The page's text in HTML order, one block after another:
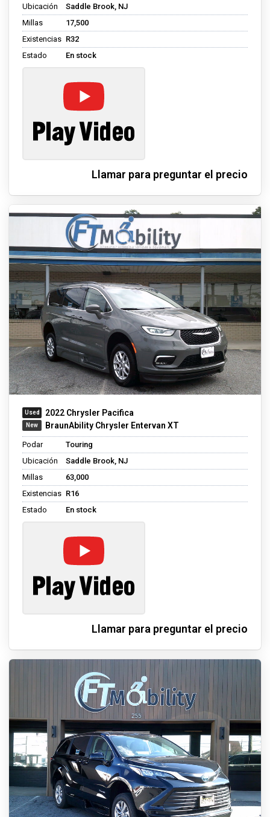
Ubicación
Saddle Brook, NJ
Millas
17,500
Existencias R32
Estado
En stock
Llamar para preguntar el precio
2022 Chrysler Pacifica
BraunAbility Chrysler Entervan XT
Podar
Touring
Ubicación
Saddle Brook, NJ
Millas
63,000
Existencias R16
Estado
En stock
Llamar para preguntar el precio